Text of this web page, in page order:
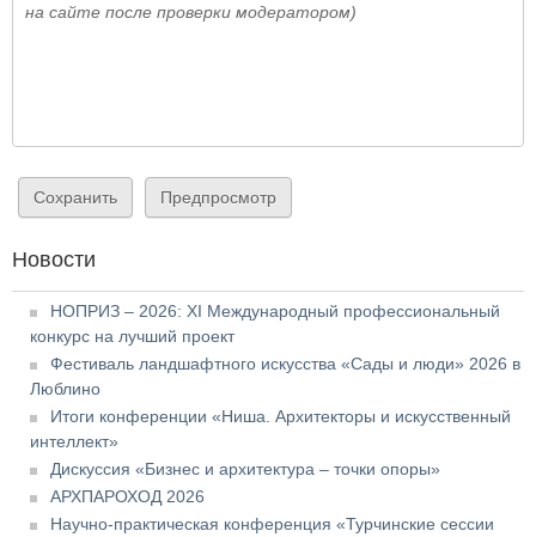
на сайте после проверки модератором)
Новости
НОПРИЗ – 2026: XI Международный профессиональный
конкурс на лучший проект
Фестиваль ландшафтного искусства «Сады и люди» 2026 в
Люблино
Итоги конференции «Ниша. Архитекторы и искусственный
интеллект»
Дискуссия «Бизнес и архитектура – точки опоры»
АРХПАРОХОД 2026
Научно-практическая конференция «Турчинские сессии